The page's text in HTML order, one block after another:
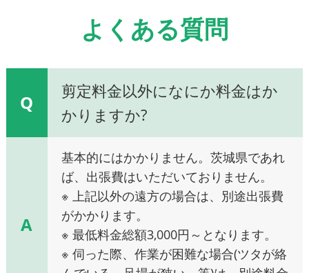
よくある質問
Q
剪定料金以外になにか料金はか
かりますか?
A
基本的にはかかりません。茨城県であれ
ば、出張費はいただいておりません。
※ 上記以外の遠方の場合は、別途出張費
がかかります。
※ 最低料金総額3,000円～となります。
※ 伺った際、作業が困難な場合(ツタが絡